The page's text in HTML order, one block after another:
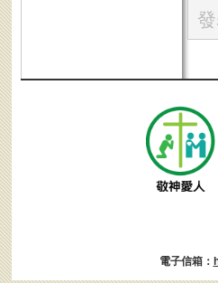
電子信箱：